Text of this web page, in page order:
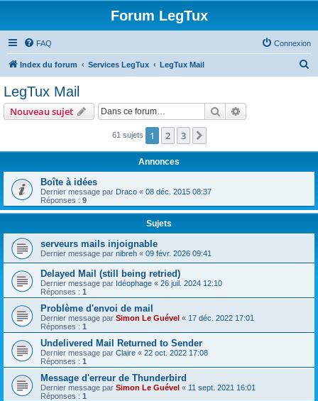
Forum LegTux
FAQ Connexion
Index du forum Services LegTux LegTux Mail
r
LegTux Mail
Nouveau sujet Rechercher
61 sujets 1 2 3
Annonces
Boîte à idées
Dernier message par Draco « 08 déc. 2015 08:37
Réponses : 9
Sujets
serveurs mails injoignable
Dernier message par nibreh « 09 févr. 2026 09:41
Delayed Mail (still being retried)
Dernier message par Idéophage « 26 juil. 2024 12:10
Réponses : 1
Problème d'envoi de mail
Dernier message par Simon Le Guével « 17 déc. 2022 17:01
Réponses : 1
Undelivered Mail Returned to Sender
Dernier message par Claire « 22 oct. 2022 17:08
Réponses : 1
Message d'erreur de Thunderbird
Dernier message par Simon Le Guével « 11 sept. 2021 16:01
Réponses : 1